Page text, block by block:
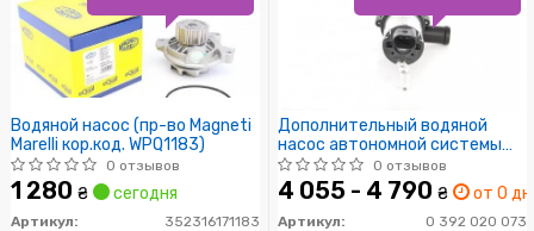
Водяной насос (пр-во Magneti
Marelli кор.код. WPQ1183)
0 отзывов
1 280 ₴ сегодня
Артикул:
352316171183
Дополнительный водяной
насос автономной системы
обогрева. VAG
A3/A6/Alhambra/Golf IV/LT
II/Sharan/T-4/Toureg
0 отзывов
4 055 - 4 790 ₴ от 0 дн.
Артикул:
0 392 020 073